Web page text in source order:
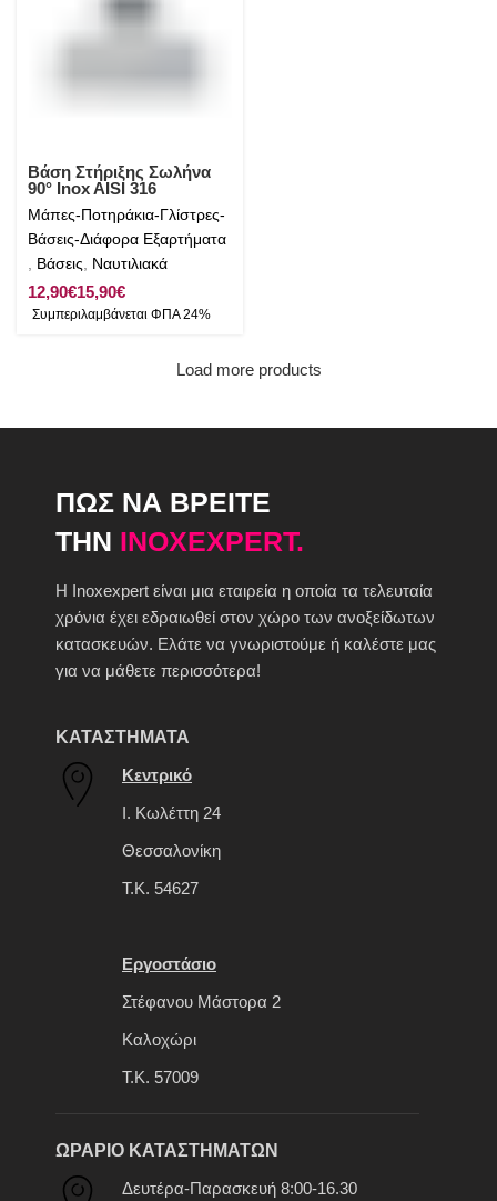
Βάση Στήριξης Σωλήνα
90° Inox AISI 316
Μάπες-Ποτηράκια-Γλίστρες-
Βάσεις-Διάφορα Εξαρτήματα
Βάσεις Ναυτιλιακά
€ €
Load more products
ΠΩΣ ΝΑ ΒΡΕΙΤΕ
ΤΗΝ INOXEXPERT.
H Inoxexpert είναι μια εταιρεία η οποία τα τελευταία
χρόνια έχει εδραιωθεί στον χώρο των ανοξείδωτων
κατασκευών. Ελάτε να γνωριστούμε ή καλέστε μας
για να μάθετε περισσότερα!
ΚΑΤΑΣΤΗΜΑΤΑ
Κεντρικό
Ι. Κωλέττη 24
Θεσσαλονίκη
Τ.Κ. 54627
Εργοστάσιο
Στέφανου Μάστορα 2
Καλοχώρι
Τ.Κ. 57009
ΩΡΑΡΙΟ ΚΑΤΑΣΤΗΜΑΤΩΝ
Δευτέρα-Παρασκευή 8:00-16.30